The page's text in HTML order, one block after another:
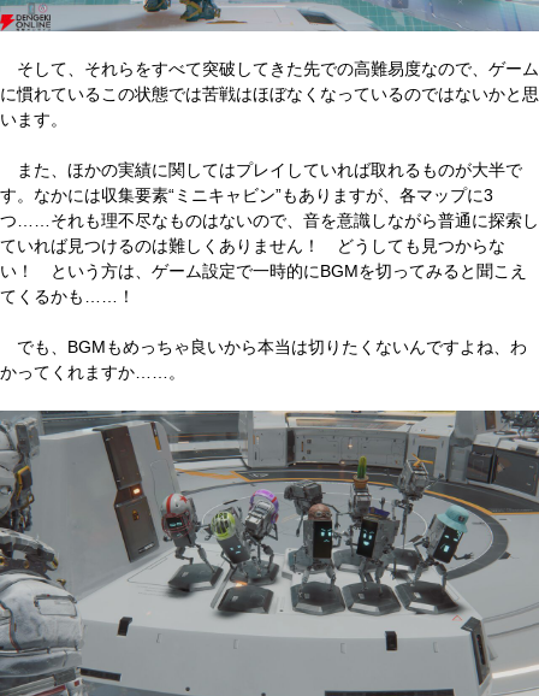
そして、それらをすべて突破してきた先での高難易度なので、ゲーム
に慣れているこの状態では苦戦はほぼなくなっているのではないかと思
います。
また、ほかの実績に関してはプレイしていれば取れるものが大半で
す。なかには収集要素“ミニキャビン”もありますが、各マップに3
つ……それも理不尽なものはないので、音を意識しながら普通に探索し
ていれば見つけるのは難しくありません！ どうしても見つからな
い！ という方は、ゲーム設定で一時的にBGMを切ってみると聞こえ
てくるかも……！
でも、BGMもめっちゃ良いから本当は切りたくないんですよね、わ
かってくれますか……。